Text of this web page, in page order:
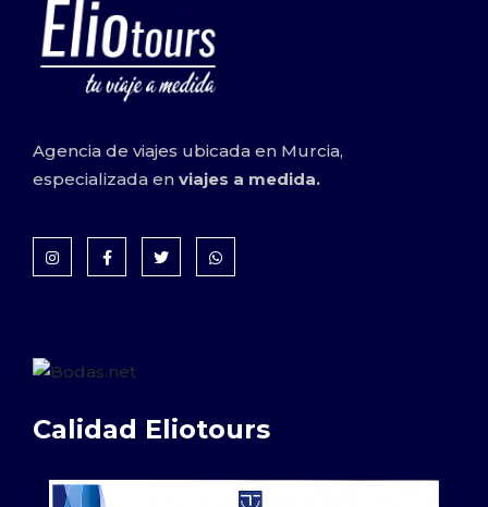
Agencia de viajes ubicada en Murcia,
especializada en viajes a medida.
Calidad Eliotours